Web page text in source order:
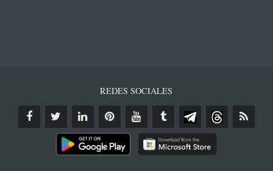
REDES SOCIALES